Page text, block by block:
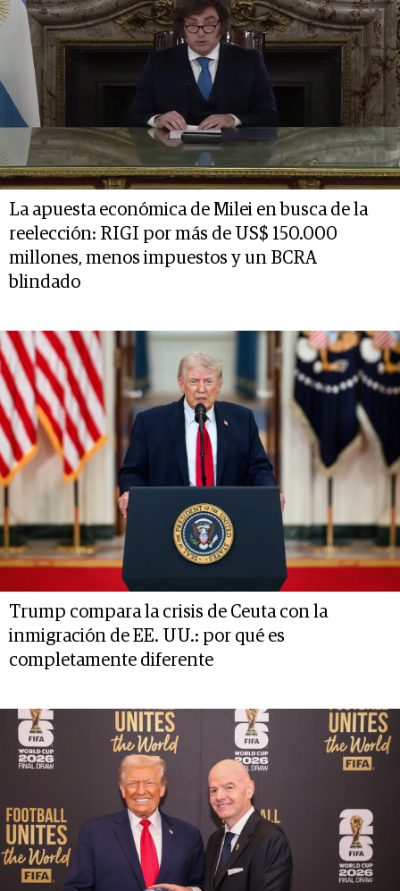
La apuesta económica de Milei en busca de la
reelección: RIGI por más de US$ 150.000
millones, menos impuestos y un BCRA
blindado
Trump compara la crisis de Ceuta con la
inmigración de EE. UU.: por qué es
completamente diferente